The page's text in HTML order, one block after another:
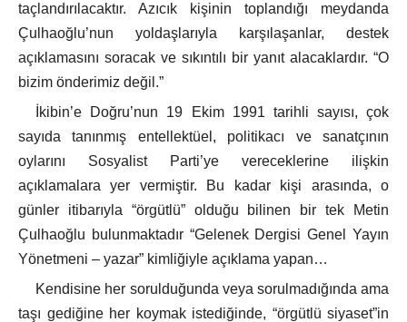
taçlandırılacaktır. Azıcık kişinin toplandığı meydanda
Çulhaoğlu’nun yoldaşlarıyla karşılaşanlar, destek
açıklamasını soracak ve sıkıntılı bir yanıt alacaklardır. “O
bizim önderimiz değil.”
İkibin’e Doğru’nun 19 Ekim 1991 tarihli sayısı, çok
sayıda tanınmış entellektüel, politikacı ve sanatçının
oylarını Sosyalist Parti’ye vereceklerine ilişkin
açıklamalara yer vermiştir. Bu kadar kişi arasında, o
günler itibarıyla “örgütlü” olduğu bilinen bir tek Metin
Çulhaoğlu bulunmaktadır “Gelenek Dergisi Genel Yayın
Yönetmeni – yazar” kimliğiyle açıklama yapan…
Kendisine her sorulduğunda veya sorulmadığında ama
taşı gediğine her koymak istediğinde, “örgütlü siyaset”in